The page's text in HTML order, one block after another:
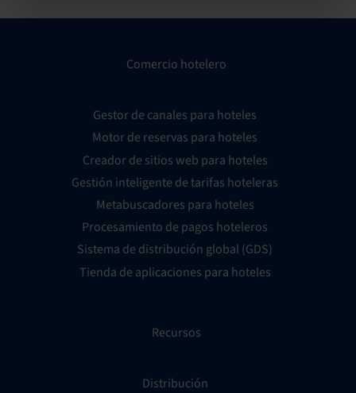
Comercio hotelero
Gestor de canales para hoteles
Motor de reservas para hoteles
Creador de sitios web para hoteles
Gestión inteligente de tarifas hoteleras
Metabuscadores para hoteles
Procesamiento de pagos hoteleros
Sistema de distribución global (GDS)
Tienda de aplicaciones para hoteles
Recursos
Distribución